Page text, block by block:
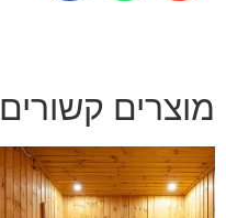
מוצרים קשורים